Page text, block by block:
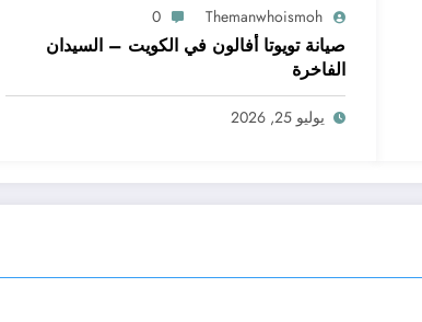
Themanwhoismoh
0
صيانة تويوتا أفالون في الكويت – السيدان
الفاخرة
يوليو 25, 2026